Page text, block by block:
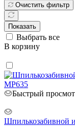
Очистить фильтр
Показать
Выбрать все
В корзину
Быстрый
Шпилькозабивной